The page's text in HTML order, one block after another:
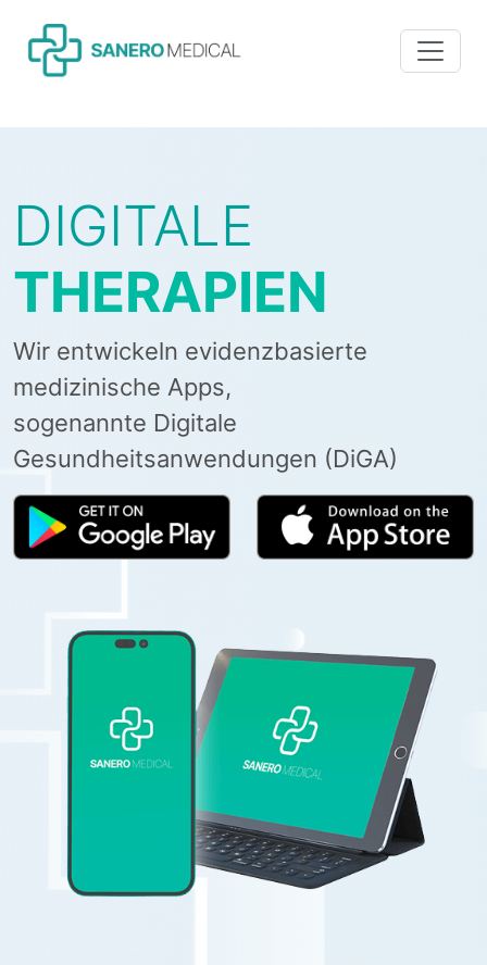
DIGITALE
THERAPIEN
Wir entwickeln evidenzbasierte
medizinische Apps,
sogenannte Digitale
Gesundheitsanwendungen (DiGA)